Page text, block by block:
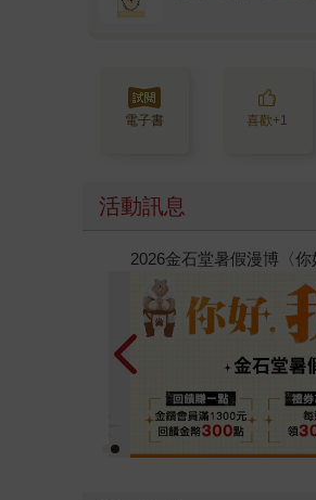
電子書 喜歡+1
活動訊息
春光ｘ奇幻基地｜全書系展